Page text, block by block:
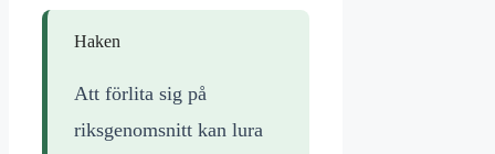
Haken
Att förlita sig på
riksgenomsnitt kan lura